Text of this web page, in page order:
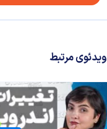
ویدئوی مرتبط